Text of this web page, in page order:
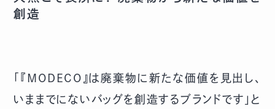
創造
「『MODECO』は廃棄物に新たな価値を見出し、
いままでにないバッグを創造するブランドです」と